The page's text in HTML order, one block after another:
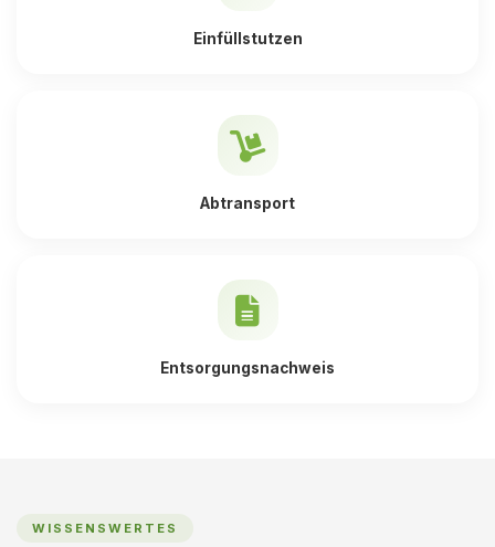
Einfüllstutzen
Abtransport
Entsorgungsnachweis
WISSENSWERTES